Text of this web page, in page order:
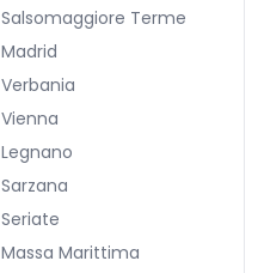
Salsomaggiore Terme
Madrid
Verbania
Vienna
Legnano
Sarzana
Seriate
Massa Marittima